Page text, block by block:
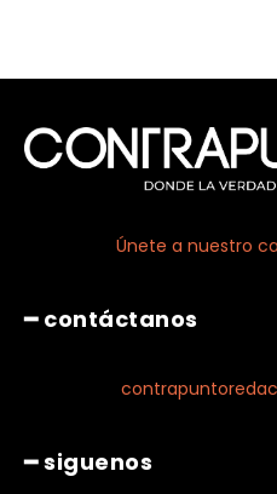
Únete a nuestro
━ contáctanos
━ siguenos